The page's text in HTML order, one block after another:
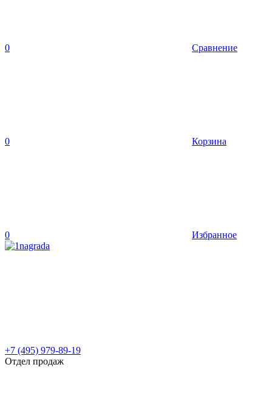
0 Сравнение
0 Корзина
0 Избранное
+7 (495) 979-89-19
Отдел продаж